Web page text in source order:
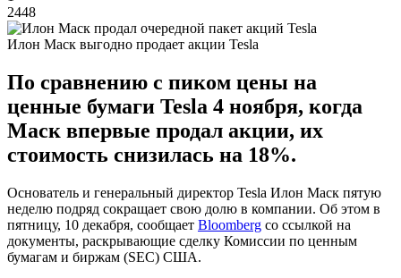
2448
Илон Маск выгодно продает акции Tesla
По сравнению с пиком цены на
ценные бумаги Tesla 4 ноября, когда
Маск впервые продал акции, их
стоимость снизилась на 18%.
Основатель и генеральный директор Tesla Илон Маск пятую
неделю подряд сокращает свою долю в компании. Об этом в
пятницу, 10 декабря, сообщает Bloomberg со ссылкой на
документы, раскрывающие сделку Комиссии по ценным
бумагам и биржам (SEC) США.